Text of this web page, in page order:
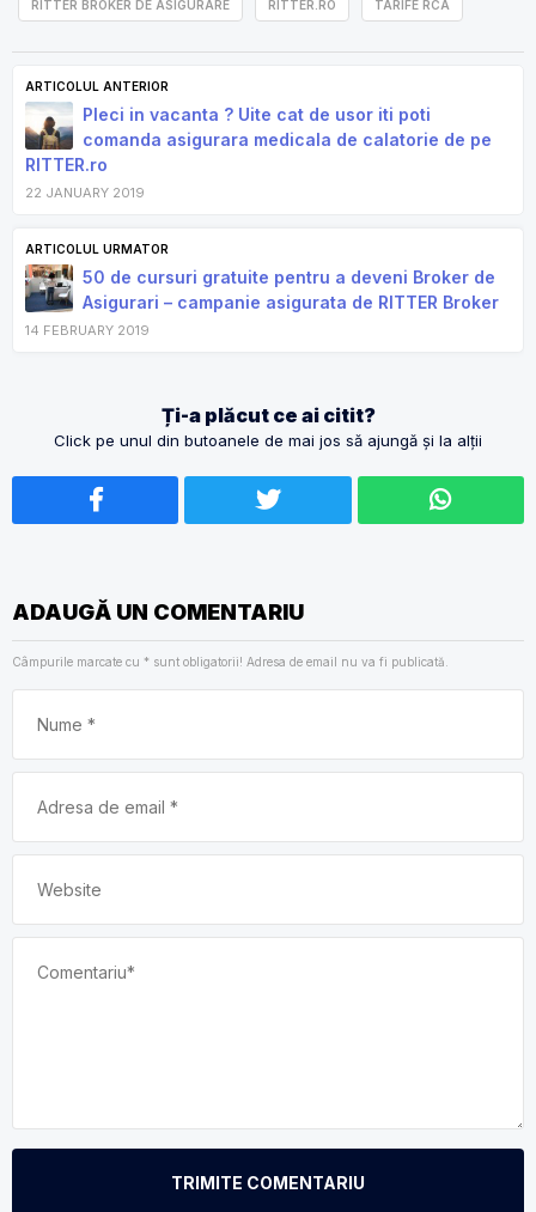
RITTER BROKER DE ASIGURARE RITTER.RO TARIFE RCA
ARTICOLUL ANTERIOR
Pleci in vacanta ? Uite cat de usor iti poti
comanda asigurara medicala de calatorie de pe
RITTER.ro
22 JANUARY 2019
ARTICOLUL URMATOR
50 de cursuri gratuite pentru a deveni Broker de
Asigurari – campanie asigurata de RITTER Broker
14 FEBRUARY 2019
Ți-a plăcut ce ai citit?
Click pe unul din butoanele de mai jos să ajungă și la alții
ADAUGĂ UN COMENTARIU
Câmpurile marcate cu * sunt obligatorii! Adresa de email nu va fi publicată.
TRIMITE COMENTARIU